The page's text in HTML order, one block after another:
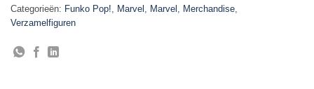
Categorieën: Funko Pop!, Marvel , Marvel , Merchandise,
Verzamelfiguren